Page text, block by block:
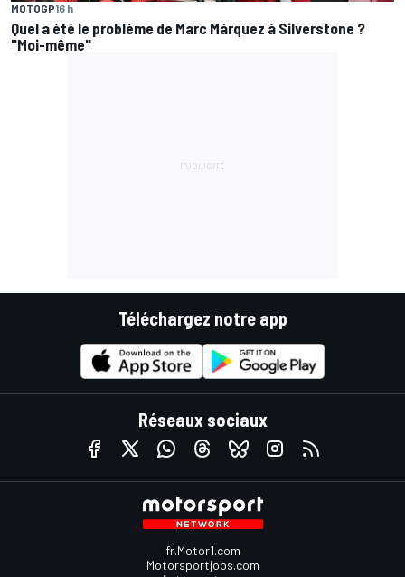
MOTOGP16 h
Quel a été le problème de Marc Márquez à Silverstone ?
"Moi-même"
Téléchargez notre app
Réseaux sociaux
fr.Motor1.com
Motorsportjobs.com